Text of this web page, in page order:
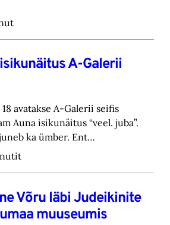
A-Galerii
avatakse A-Galerii seifis
Auna isikunäitus “veel. juba”.
ka ümber. Ent…
Võru läbi Judeikinite
muuseumis